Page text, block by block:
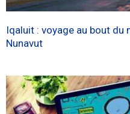
Iqaluit : voyage au bout du
Nunavut